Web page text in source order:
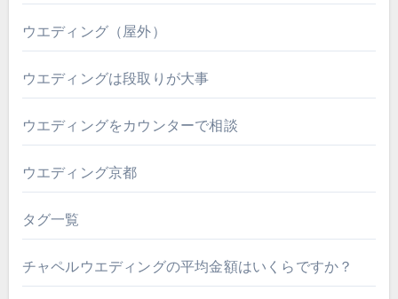
ウエディング（屋外）
ウエディングは段取りが大事
ウエディングをカウンターで相談
ウエディング京都
タグ一覧
チャペルウエディングの平均金額はいくらですか？